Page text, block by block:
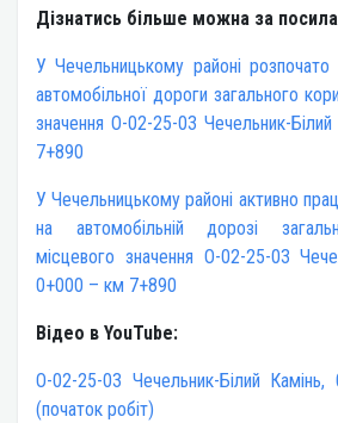
Дізнатись більше можна за
У Чечельницькому районі розпочато
автомобільної дороги загального
значення О-02-25-03 Чечельник-
7+890
У Чечельницькому районі активно
на автомобільній дорозі
місцевого значення О-02-25-03
0+000 – км 7+890
Відео в YouTube:
О-02-25-03 Чечельник-Білий
(початок робіт)